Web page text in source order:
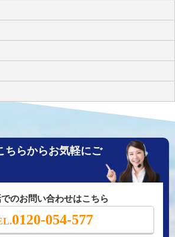
ちらからお気軽にご
のお問い合わせはこちら
0120-054-577